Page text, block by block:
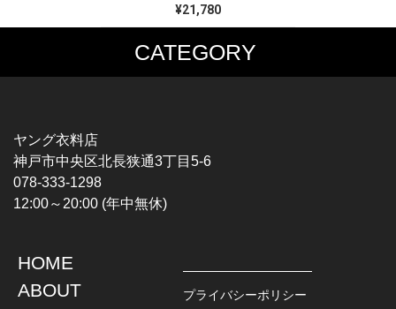
¥21,780
CATEGORY
MUSIC TEE
HARDCORE / PUNK
PROGLESSIVE ROCK
POPS
SOUL / R&B
T-SHIRTS
CHAMPION
TOPS
L / S SHIRT
JACKET
DENIM
ヤング衣料店
神戸市中央区北長狭通3丁目5-6
078-333-1298
12:00～20:00 (年中無休)
HOME
ABOUT
プライバシーポリシー